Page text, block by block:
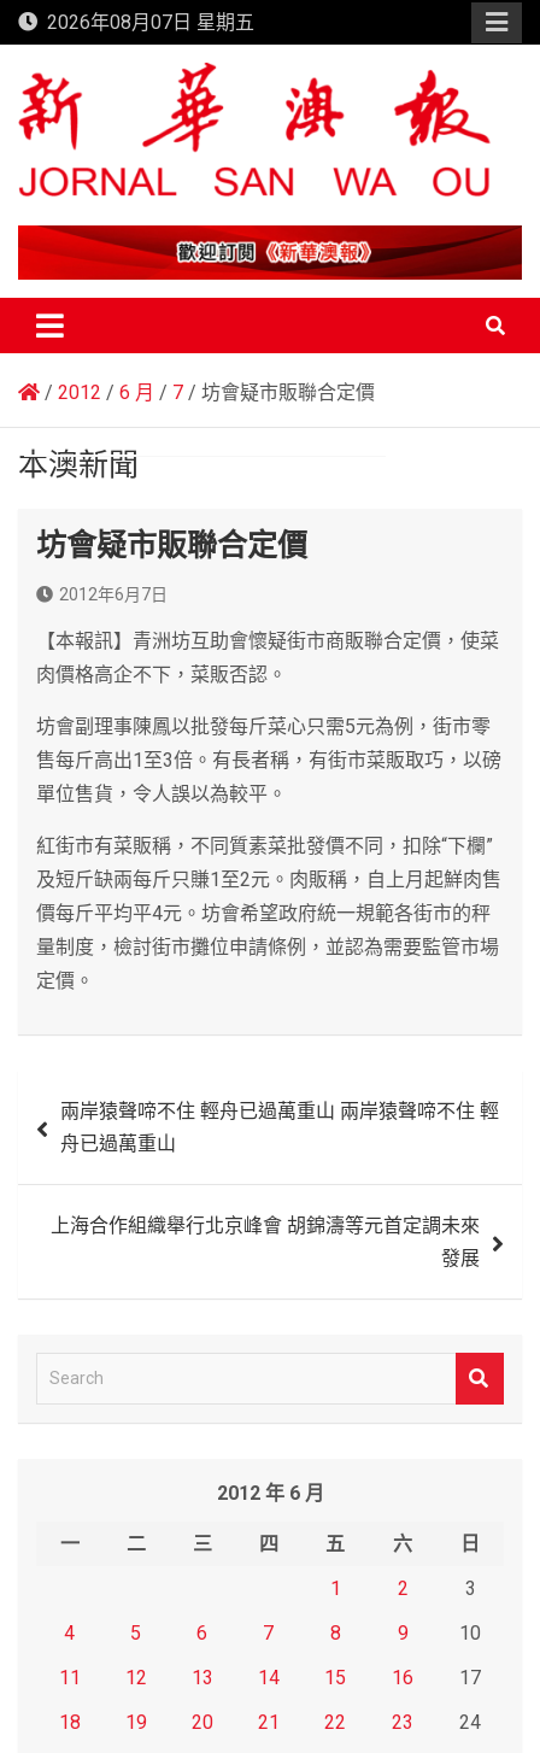
Skip
to
content
2026年08月07日 星期五
新華澳報
2012 6 月 7 坊會疑市販聯合定價
本澳新聞
坊會疑市販聯合定價
2012年6月7日
【本報訊】青洲坊互助會懷疑街市商販聯合定價，使菜
肉價格高企不下，菜販否認。
坊會副理事陳鳳以批發每斤菜心只需5元為例，街市零
售每斤高出1至3倍。有長者稱，有街市菜販取巧，以磅
單位售貨，令人誤以為較平。
紅街市有菜販稱，不同質素菜批發價不同，扣除“下欄”
及短斤缺兩每斤只賺1至2元。肉販稱，自上月起鮮肉售
價每斤平均平4元。坊會希望政府統一規範各街市的秤
量制度，檢討街市攤位申請條例，並認為需要監管市場
定價。
章
兩岸猿聲啼不住 輕舟已過萬重山 兩岸猿聲啼不住 輕
舟已過萬重山
上海合作組織舉行北京峰會 胡錦濤等元首定調未來
發展
e
2012 年 6 月
一 二 三 四 五 六
日
1
2
3
4
5 6 7 8 9
10
11
12 13 14 15 16
17
18
19 20 21 22 23
24